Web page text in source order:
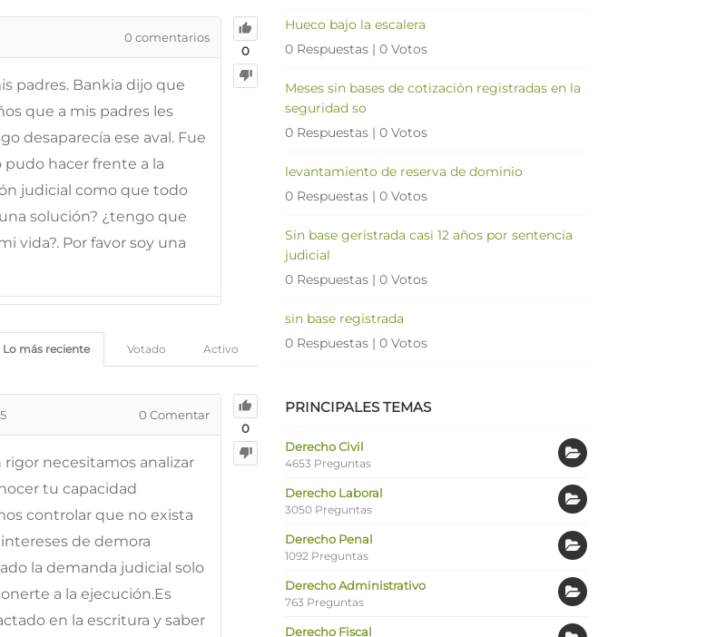
0
0 comentarios
padres. Bankia dijo que
que a mis padres les
desaparecía ese aval. Fue
pudo hacer frente a la
judicial como que todo
solución? ¿tengo que
vida?. Por favor soy una
Activo
Votado
Lo más reciente
0
0 Comentar
rigor necesitamos analizar
tu capacidad
controlar que no exista
de demora
la demanda judicial solo
a la ejecución.Es
en la escritura y saber
Hueco bajo la escalera
0 Respuestas | 0 Votos
Meses sin bases de cotización registradas en la
seguridad so
0 Respuestas | 0 Votos
levantamiento de reserva de dominio
0 Respuestas | 0 Votos
Sin base geristrada casi 12 años por sentencia
judicial
0 Respuestas | 0 Votos
sin base registrada
0 Respuestas | 0 Votos
PRINCIPALES TEMAS
Derecho Civil
4653 Preguntas
Derecho Laboral
3050 Preguntas
Derecho Penal
1092 Preguntas
Derecho Administrativo
763 Preguntas
Derecho Fiscal